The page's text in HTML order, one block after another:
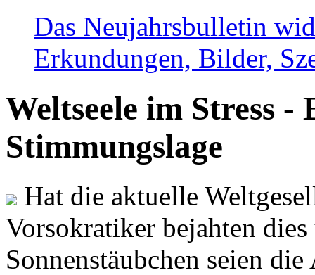
Das Neujahrsbulletin
Erkundungen, Bilder,
Weltseele im Stress -
Stimmungslage
Hat die aktuelle
Vorsokratiker bejahten
Sonnenstäubchen seien